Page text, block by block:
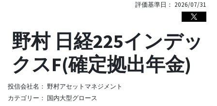
評価基準日： 2026/07/31
野村 日経225インデッ
クスF(確定拠出年金)
投信会社名： 野村アセットマネジメント
カテゴリー： 国内大型グロース